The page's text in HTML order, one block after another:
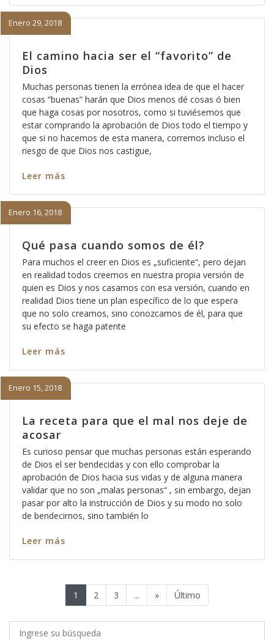
El camino hacia ser el “favorito” de
Dios
Enero 29, 2018
Muchas personas tienen la errónea idea de que el hacer
cosas “buenas” harán que Dios menos dé cosas ó bien
que haga cosas por nosotros, como si tuviésemos que
estar comprando la aprobación de Dios todo el tiempo y
que si no hacemos de esta manera, corremos incluso el
riesgo de que Dios nos castigue,
Leer más
Qué pasa cuando somos de él?
Enero 16, 2018
Para muchos el creer en Dios es „suficiente“, pero dejan
en realidad todos creemos en nuestra propia versión de
quien es Dios y nos casamos con esa versión, cuando en
realidad Dios tiene un plan específico de lo que espera
que no solo creamos, sino conozcamos de él, para que
su efecto se haga patente
Leer más
La receta para que el mal nos deje de
acosar
Enero 15, 2018
Es curioso pensar que muchas personas están esperando
de Dios el ser bendecidas y con ello comprobar la
aprobación de Dios hacia sus vidas y de alguna manera
validar que no son „malas personas“ , sin embargo, dejan
pasar por alto la instrucción de Dios y su modo no solo
de bendecirnos, sino también lo
Leer más
1 2 3 ... » Último